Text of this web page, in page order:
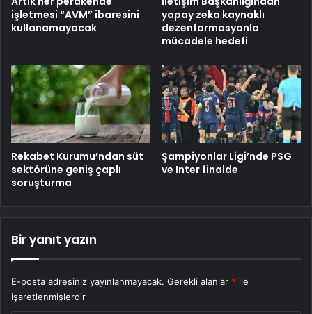
işletmesi “AVM” ibaresini
kullanamayacak
yapay zeka kaynaklı
dezenformasyonla
mücadele hedefi
Rekabet Kurumu’ndan süt
sektörüne geniş çaplı
soruşturma
Şampiyonlar Ligi’nde PSG
ve Inter finalde
Bir yanıt yazın
E-posta adresiniz yayınlanmayacak. Gerekli alanlar * ile
işaretlenmişlerdir